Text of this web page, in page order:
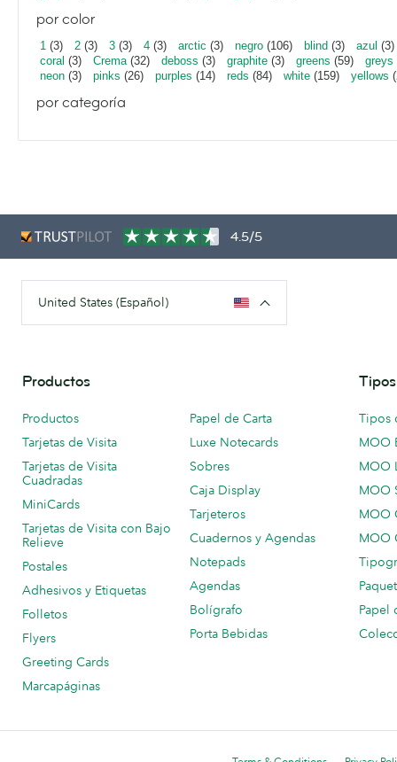
por color
1 (3) 2 (3) 3 (3) 4 (3) arctic (3) negro (106) blind (3) azul (3)
coral (3) Crema(32) deboss (3) graphite (3) greens (59) greys
neon (3) pinks (26) purples (14) reds (84) white (159) yellows
por categoría
4.5/5
United States (Español)
Productos
Productos
Tarjetas de Visita
Tarjetas de Visita
Cuadradas
MiniCards
Tarjetas de Visita con Bajo
Relieve
Postales
Adhesivos y Etiquetas
Folletos
Flyers
Greeting Cards
Marcapáginas
Papel de Carta
Luxe Notecards
Sobres
Caja Display
Tarjeteros
Cuadernos y Agendas
Notepads
Agendas
Bolígrafo
Porta Bebidas
Tipos
MOO
MOO
MOO
MOO
MOO
Papel